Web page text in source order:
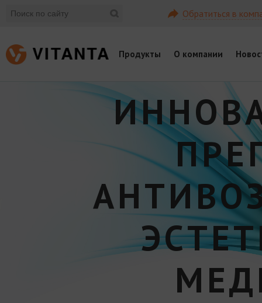
Обратиться в
Продукты О компании